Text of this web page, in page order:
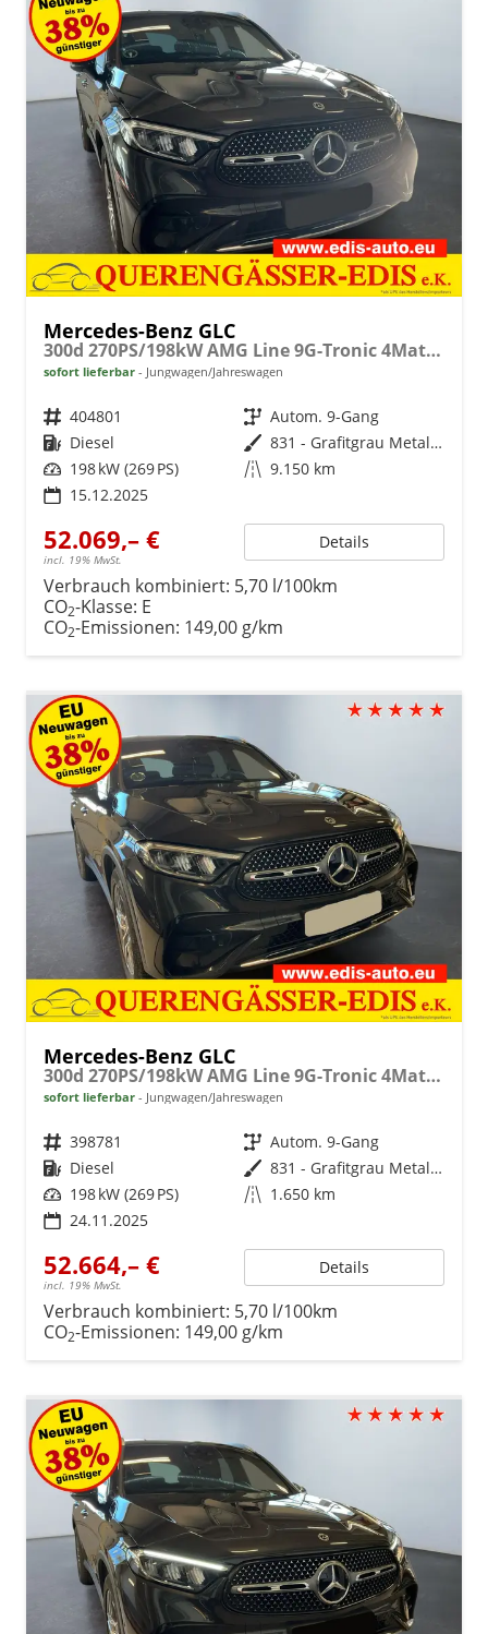
Mercedes-Benz GLC
300d 270PS/198kW AMG Line 9G-Tronic 4Matic 2026 +AHK +Fahren Assistent Paket +Distronic Plus
sofort lieferbar Jungwagen/Jahreswagen
Fahrzeugnr. 404801 Getriebe Autom. 9-Gang
Kraftstoff Diesel Außenfarbe
831 - Grafitgrau Metalliclack
Leistung 198 kW (269 PS) Kilometerstand 9.150 km
15.12.2025
52.069,– €
incl. 19% MwSt.
Details
Verbrauch kombiniert: 5,70 l/100km
CO2-Klasse: E
CO2-Emissionen: 149,00 g/km
Mercedes-Benz GLC
300d 270PS/198kW AMG Line 9G-Tronic 4Matic 2026 +AHK +AMG-Felgen +Fahren Assistent Paket +Distronic Plus
sofort lieferbar Jungwagen/Jahreswagen
Fahrzeugnr. 398781 Getriebe Autom. 9-Gang
Kraftstoff Diesel Außenfarbe
831 - Grafitgrau Metalliclack
Leistung 198 kW (269 PS) Kilometerstand 1.650 km
24.11.2025
52.664,– €
incl. 19% MwSt.
Details
Verbrauch kombiniert: 5,70 l/100km
CO2-Emissionen: 149,00 g/km